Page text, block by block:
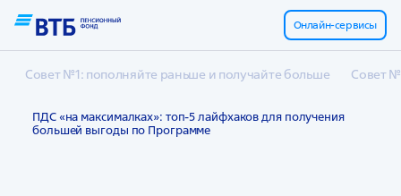
Онлайн-сервисы
Совет №1: пополняйте раньше и получайте больше Совет
ПДС «на максималках»: топ-5 лайфхаков для получения
большей выгоды по Программе